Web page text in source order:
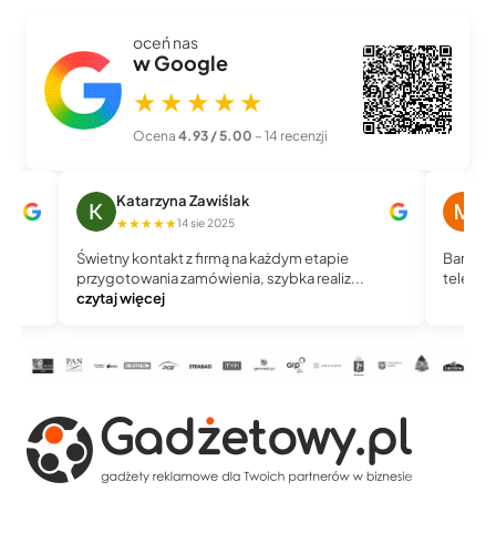
oceń nas
w Google
★★★★★
Ocena 4.93 / 5.00 – 14 recenzji
Katarzyna Zawiślak
★★★★★14 sie 2025
Świetny kontakt z firmą na każdym etapie
przygotowania zamówienia, szybka realiz...
czytaj więcej
Bardzo